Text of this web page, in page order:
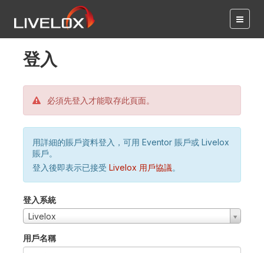
登入
必須先登入才能取存此頁面。
用詳細的賬戶資料登入，可用 Eventor 賬戶或 Livelox
賬戶。
登入後即表示已接受 Livelox 用戶協議。
登入系統
Livelox
用戶名稱